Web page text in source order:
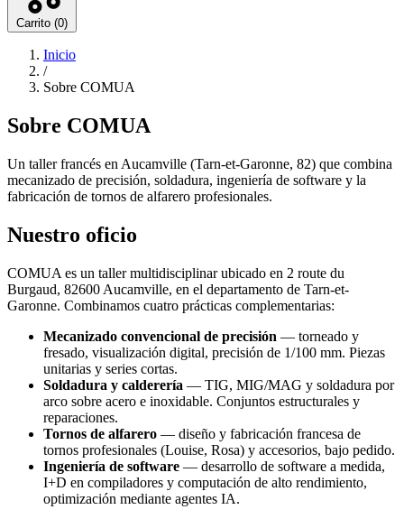
Carrito (0)
Inicio
/
Sobre COMUA
Sobre COMUA
Un taller francés en Aucamville (Tarn-et-Garonne, 82) que combina
mecanizado de precisión, soldadura, ingeniería de software y la
fabricación de tornos de alfarero profesionales.
Nuestro oficio
COMUA es un taller multidisciplinar ubicado en 2 route du
Burgaud, 82600 Aucamville, en el departamento de Tarn-et-
Garonne. Combinamos cuatro prácticas complementarias:
Mecanizado convencional de precisión — torneado y
fresado, visualización digital, precisión de 1/100 mm. Piezas
unitarias y series cortas.
Soldadura y calderería — TIG, MIG/MAG y soldadura por
arco sobre acero e inoxidable. Conjuntos estructurales y
reparaciones.
Tornos de alfarero — diseño y fabricación francesa de
tornos profesionales (Louise, Rosa) y accesorios, bajo pedido.
Ingeniería de software — desarrollo de software a medida,
I+D en compiladores y computación de alto rendimiento,
optimización mediante agentes IA.